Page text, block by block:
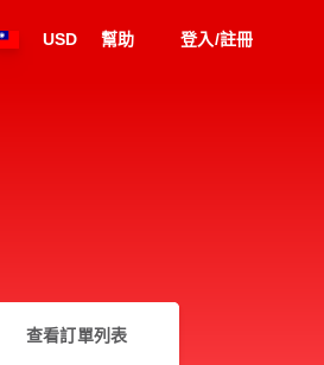
USD 幫助 登入/註冊
查看訂單列表